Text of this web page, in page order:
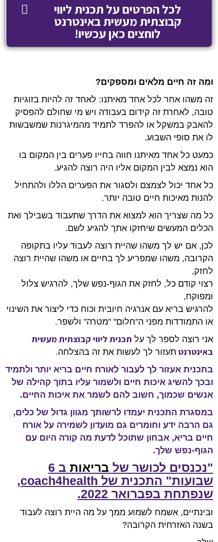
לכל הפרטים על תכנית ליווי
קבוצתית מעשית באינטרנט
לוחצים כאן עכשיו!
ומה זה חיים מלאים ומספקים?
זה משהו אחר לכל אחד מאיתנו: לאחד זה להיות בזוגיות
טובה, לאחרת זה קידום בעבודה ויש מי שחולם להפסיק
להאבק במשקל או להפרד לתמיד מהמיגרנות שמשבשות
לו את סופי השבוע.
כמעט כל אחד מאיתנו חווה בחייו פערים בין המקום בו
הוא נמצא לבין המקום אליו היה רוצה להגיע.
כל אחד יכול לצמצם ולסגור את הפערים הללו ולהתחיל
להנות מאיכות חיים טובה יותר.
כל מה שצריך הוא למצוא את הדרך שתעבוד בשבילך ואת
הכלים המעשים שיחזקו אתך להגיע לשם.
לכן, אם יש לך משהו שהיית רוצה לעבוד עליו בתקופה
הקרובה, משהו שמפריע לך בחיים או משהו שהיית רוצה
לחזק,
רצוי קודם כל, לחזק את הגוף-נפש שלך, להרגיש צלול
ומפוקח,
להרגיש בריא עם אנרגיה חיובית וכוח כדי ליצור את השינוי
או התמודדות מפני ה"חלום" "מטרה" ולשפר.
אני רוצה לספר לך על תכנית ליווי קבוצתית מעשית
באינטרנט תעזור לך לעשות את זה בהצלחה.
בתכנית אעזור לך לעבור לאורח חיים בריא יותר ולתמיד
ובכך להשיג איכות חיים ולשמור עליו בתוך קהילה של
אנשים שכמוך, חשוב להם לשמר את איכות החיים.
במסגרת התכנית יעמדו לרשותך מגוון גדול של כלים,
גם הרבה ידע וחומרים גם מועדון לשמירה על אורח
חיים בריא, אבחון שתוכל לדעת מה קורה היום עם
הגוף-נפש שלך.
"נכנסים לכושר של בריאות
ב 6
שבועות" התכנית של coach4health,
שנפתחת בפברואר 2022.
ובינתיים, אשמח לשמוע ממך על מה היית רוצה לעבוד
בשנה האזרחית הקרובה?